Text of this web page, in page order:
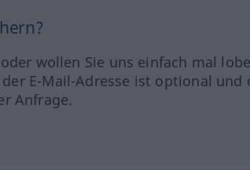
wollen Sie uns einfach mal
E-Mail-Adresse ist optional und
Anfrage.